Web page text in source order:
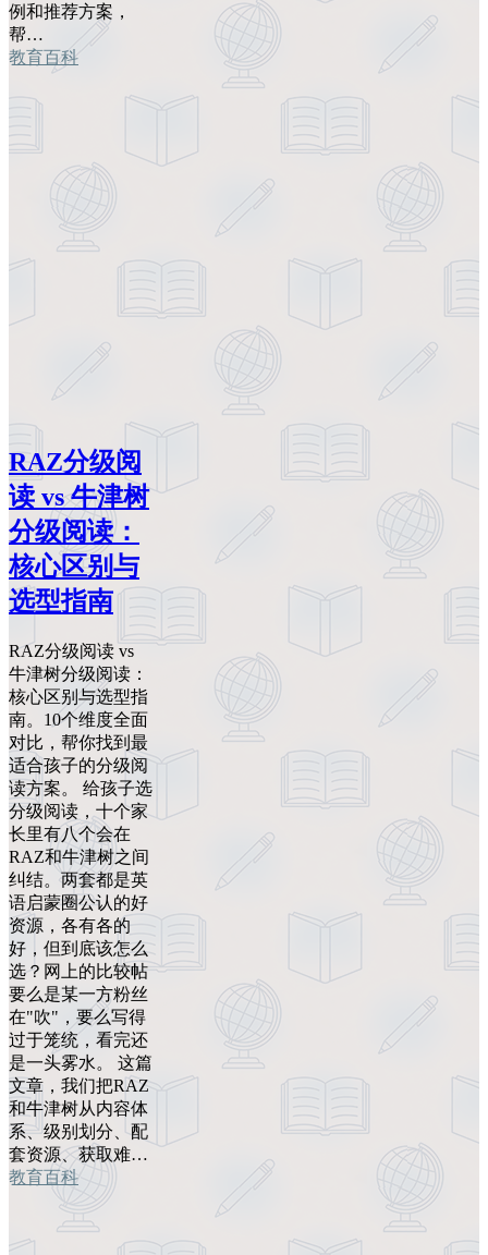
例和推荐方案，
帮…
教育百科
RAZ分级阅
读 vs 牛津树
分级阅读：
核心区别与
选型指南
RAZ分级阅读 vs
牛津树分级阅读：
核心区别与选型指
南。10个维度全面
对比，帮你找到最
适合孩子的分级阅
读方案。 给孩子选
分级阅读，十个家
长里有八个会在
RAZ和牛津树之间
纠结。两套都是英
语启蒙圈公认的好
资源，各有各的
好，但到底该怎么
选？网上的比较帖
要么是某一方粉丝
在"吹"，要么写得
过于笼统，看完还
是一头雾水。 这篇
文章，我们把RAZ
和牛津树从内容体
系、级别划分、配
套资源、获取难…
教育百科